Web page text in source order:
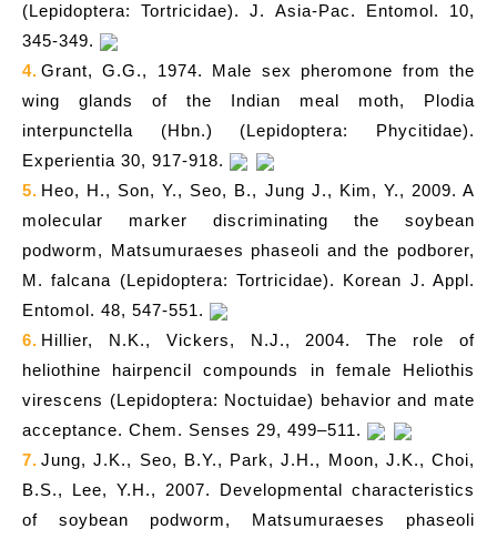
(Lepidoptera: Tortricidae). J. Asia-Pac. Entomol. 10,
345-349.
4. Grant, G.G., 1974. Male sex pheromone from the
wing glands of the Indian meal moth, Plodia
interpunctella (Hbn.) (Lepidoptera: Phycitidae).
Experientia 30, 917-918.
5. Heo, H., Son, Y., Seo, B., Jung J., Kim, Y., 2009. A
molecular marker discriminating the soybean
podworm, Matsumuraeses phaseoli and the podborer,
M. falcana (Lepidoptera: Tortricidae). Korean J. Appl.
Entomol. 48, 547-551.
6. Hillier, N.K., Vickers, N.J., 2004. The role of
heliothine hairpencil compounds in female Heliothis
virescens (Lepidoptera: Noctuidae) behavior and mate
acceptance. Chem. Senses 29, 499–511.
7. Jung, J.K., Seo, B.Y., Park, J.H., Moon, J.K., Choi,
B.S., Lee, Y.H., 2007. Developmental characteristics
of soybean podworm, Matsumuraeses phaseoli